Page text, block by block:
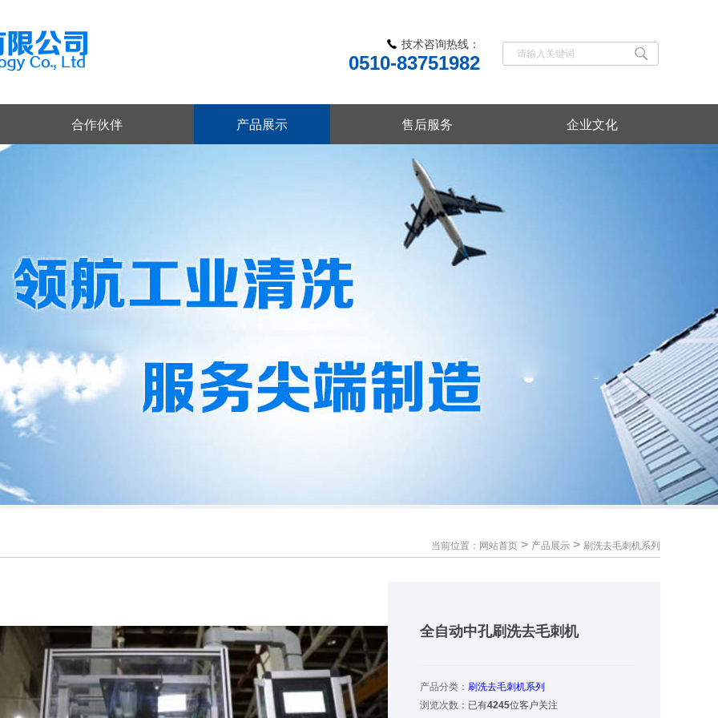
技术咨询热线：
0510-83751982
合作伙伴 产品展示 售后服务 企业文化
当前位置： 网站首页 > 产品展示 > 刷洗去毛刺机系列
全自动中孔刷洗去毛刺机
产品分类： 刷洗去毛刺机系列
浏览次数： 已有4245位客户关注